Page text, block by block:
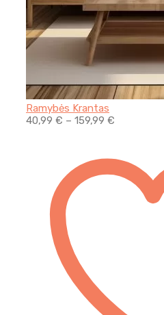
Ramybės Krantas
40,99 € – 159,99 €